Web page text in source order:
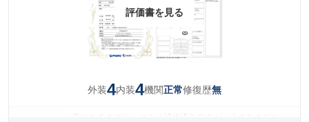
評価書を見る
外装4内装4機関正常修復歴無